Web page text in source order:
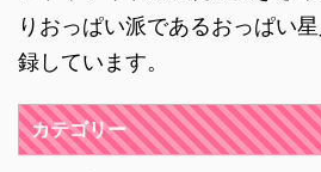
りおっぱい派であるおっぱい
録しています。
カテゴリー